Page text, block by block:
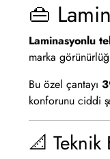
👜
Laminasyonlu
marka
Bu özel çantayı
konforunu ciddi
📐